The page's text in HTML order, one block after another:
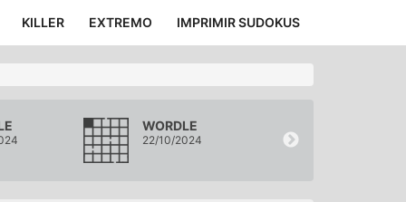
KILLER EXTREMO IMPRIMIR SUDOKUS
WORDLE
22/10/2024